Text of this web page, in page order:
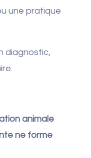
une pratique
diagnostic,
animale
ne forme